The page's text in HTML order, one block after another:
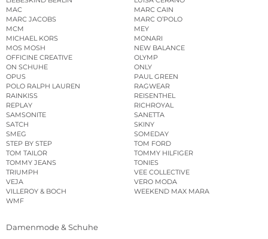
MAC
MARC CAIN
MARC JACOBS
MARC O’POLO
MCM
MEY
MICHAEL KORS
MONARI
MOS MOSH
NEW BALANCE
OFFICINE CREATIVE
OLYMP
ON SCHUHE
ONLY
OPUS
PAUL GREEN
POLO RALPH LAUREN
RAGWEAR
RAINKISS
REISENTHEL
REPLAY
RICHROYAL
SAMSONITE
SANETTA
SATCH
SKINY
SMEG
SOMEDAY
STEP BY STEP
TOM FORD
TOM TAILOR
TOMMY HILFIGER
TOMMY JEANS
TONIES
TRIUMPH
VEE COLLECTIVE
VEJA
VERO MODA
VILLEROY & BOCH
WEEKEND MAX MARA
WMF
Damenmode & Schuhe